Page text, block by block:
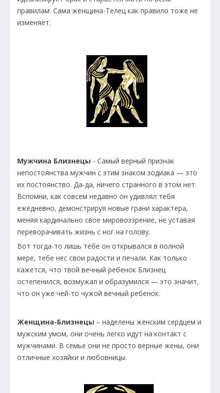
правилам. Сама женщина-Телец как правило тоже не
изменяет.
Мужчина Близнецы - Самый верный признак
непостоянства мужчин с этим знаком зодиака — это
их постоянство. Да-да, ничего странного в этом нет.
Вспомни, как совсем недавно он удивлял тебя
ежедневно, демонстрируя новые грани характера,
меняя кардинально свое мировоззрение, не уставая
переворачивать жизнь с ног на голову.
Вот тогда-то лишь тебе он открывался в полной
мере, тебе нес свои радости и печали. Как только
кажется, что твой вечный ребенок Близнец
остепенился, возмужал и образумился — это значит,
что он уже чей-то чужой вечный ребенок.
Женщинa-Близнецы – наделены женским сердцем и
мужским умом, они очень легко идут на контакт с
мужчинами. В семье они не просто верные жены, они
отличные хозяйки и любовницы.